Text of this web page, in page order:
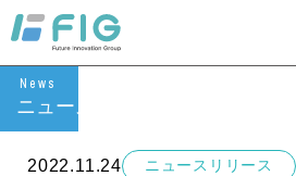
News
ニュース
2022.11.24 ニュースリリース